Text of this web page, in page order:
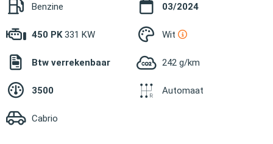
Benzine 03/2024
450 PK331 KW Wit
Btw verrekenbaar 242 g/km
3500 Automaat
Cabrio